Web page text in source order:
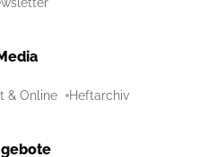
& Online Heftarchiv